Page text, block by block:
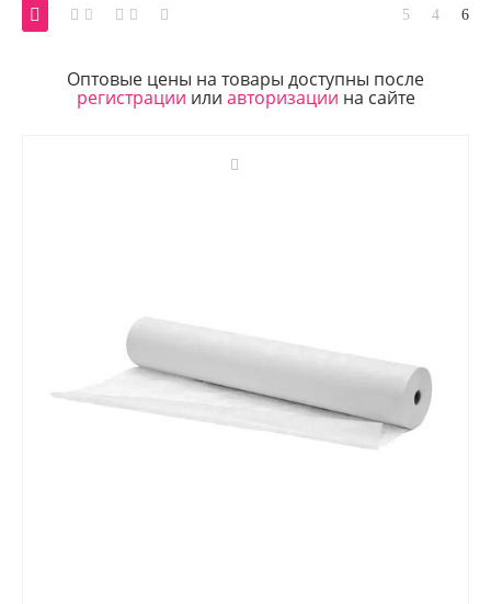
Оптовые цены на товары доступны после
регистрации или авторизации на сайте